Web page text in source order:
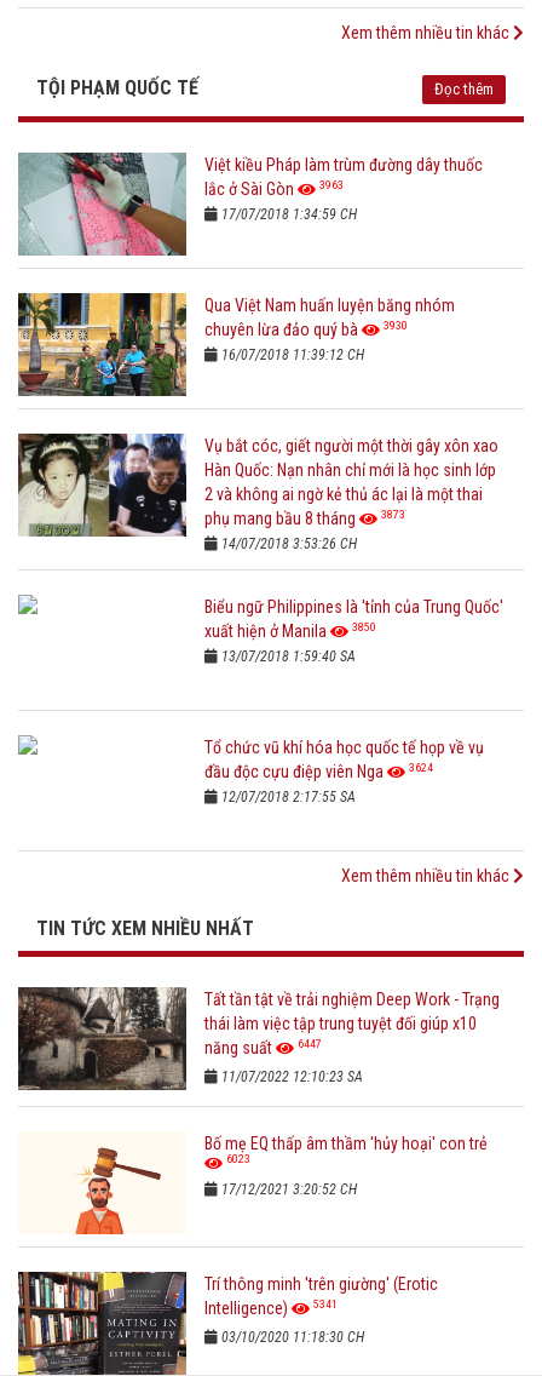
Xem thêm nhiều tin khác
TỘI PHẠM QUỐC TẾ Đọc thêm
Việt kiều Pháp làm trùm đường dây thuốc
lắc ở Sài Gòn
3963
17/07/2018 1:34:59 CH
Qua Việt Nam huấn luyện băng nhóm
chuyên lừa đảo quý bà
3930
16/07/2018 11:39:12 CH
Vụ bắt cóc, giết người một thời gây xôn xao
Hàn Quốc: Nạn nhân chỉ mới là học sinh lớp
2 và không ai ngờ kẻ thủ ác lại là một thai
phụ mang bầu 8 tháng
3873
14/07/2018 3:53:26 CH
Biểu ngữ Philippines là 'tỉnh của Trung Quốc'
xuất hiện ở Manila
3850
13/07/2018 1:59:40 SA
Tổ chức vũ khí hóa học quốc tế họp về vụ
đầu độc cựu điệp viên Nga
3624
12/07/2018 2:17:55 SA
Xem thêm nhiều tin khác
TIN TỨC XEM NHIỀU NHẤT
Tất tần tật về trải nghiệm Deep Work - Trạng
thái làm việc tập trung tuyệt đối giúp x10
năng suất
6447
11/07/2022 12:10:23 SA
Bố mẹ EQ thấp âm thầm 'hủy hoại' con trẻ
6023
17/12/2021 3:20:52 CH
Trí thông minh 'trên giường' (Erotic
Intelligence)
5341
03/10/2020 11:18:30 CH